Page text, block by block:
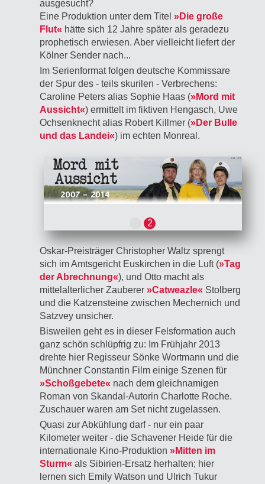
ausgesucht?
Eine Produktion unter dem Titel »Die große
Flut« hätte sich 12 Jahre später als geradezu
prophetisch erwiesen. Aber vielleicht liefert der
Kölner Sender nach...
Im Serienformat folgen deutsche Kommissare
der Spur des - teils skurilen - Verbrechens:
Caroline Peters alias Sophie Haas (»Mord mit
Aussicht«) ermittelt im fiktiven Hengasch, Uwe
Ochsenknecht alias Robert Killmer (»Der Bulle
und das Landei«) im echten Monreal.
2
Oskar-Preisträger Christopher Waltz sprengt
sich im Amtsgericht Euskirchen in die Luft (»Tag
der Abrechnung«), und Otto macht als
mittelalterlicher Zauberer »Catweazle« Stolberg
und die Katzensteine zwischen Mechernich und
Satzvey unsicher.
Bisweilen geht es in dieser Felsformation auch
ganz schön schlüpfrig zu: Im Frühjahr 2013
drehte hier Regisseur Sönke Wortmann und die
Münchner Constantin Film einige Szenen für
»Schoßgebete« nach dem gleichnamigen
Roman von Skandal-Autorin Charlotte Roche.
Zuschauer waren am Set nicht zugelassen.
Quasi zur Abkühlung darf - nur ein paar
Kilometer weiter - die Schavener Heide für die
internationale Kino-Produktion »Mitten im
Sturm« als Sibirien-Ersatz herhalten; hier
lernen sich Emily Watson und Ulrich Tukur